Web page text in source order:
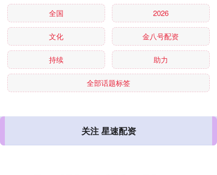
全国 2026
文化 金八号配资
持续 助力
全部话题标签
关注 星速配资